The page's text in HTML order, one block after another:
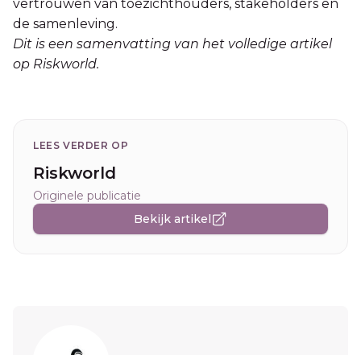
vertrouwen van toezichthouders, stakeholders en
de samenleving.
Dit is een samenvatting van het volledige artikel
op Riskworld.
LEES VERDER OP
Riskworld
Originele publicatie
Bekijk artikel